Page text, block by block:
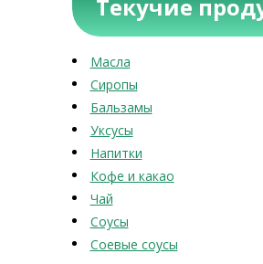
Текучие
Масла
Сиропы
Бальзамы
Уксусы
Напитки
Кофе и какао
Чай
Соусы
Соевые соусы